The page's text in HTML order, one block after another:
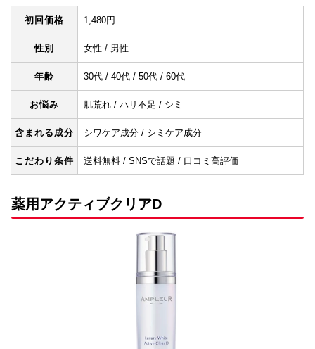
初回価格 1,480円
性別 女性 / 男性
年齢 30代 / 40代 / 50代 / 60代
お悩み 肌荒れ / ハリ不足 / シミ
含まれる成分 シワケア成分 / シミケア成分
こだわり条件 送料無料 / SNSで話題 / 口コミ高評価
薬用アクティブクリアD